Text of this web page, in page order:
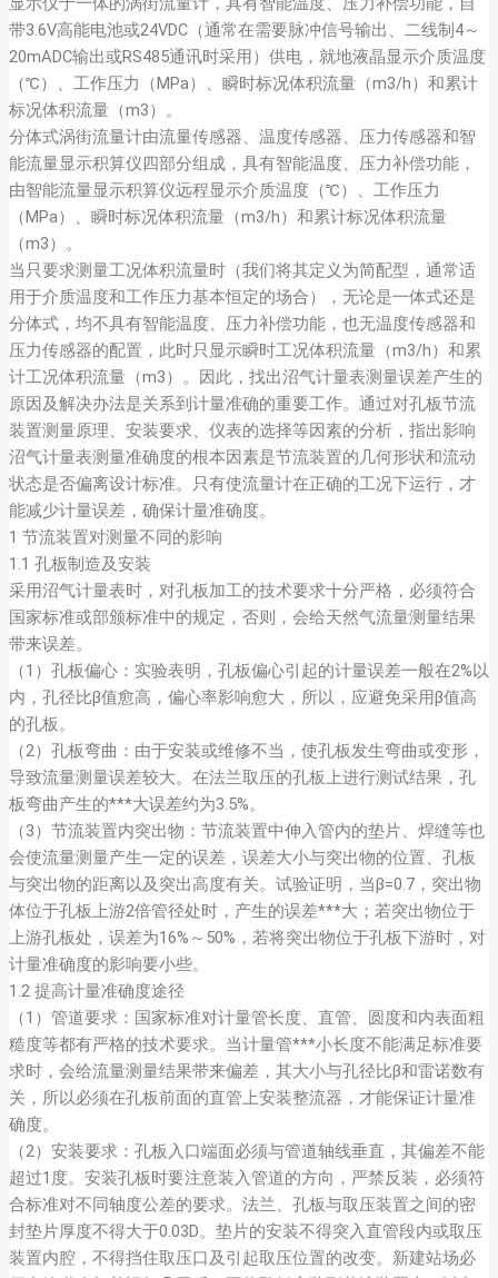
带3.6V高能电池或24VDC（通常在需要脉冲信号输出、二线制4～
20mADC输出或RS485通讯时采用）供电，就地液晶显示介质温度
（℃）、工作压力（MPa）、瞬时标况体积流量（m3/h）和累计
标况体积流量（m3）。
分体式涡街流量计由流量传感器、温度传感器、压力传感器和智
能流量显示积算仪四部分组成，具有智能温度、压力补偿功能，
由智能流量显示积算仪远程显示介质温度（℃）、工作压力
（MPa）、瞬时标况体积流量（m3/h）和累计标况体积流量
（m3）。
当只要求测量工况体积流量时（我们将其定义为简配型，通常适
用于介质温度和工作压力基本恒定的场合），无论是一体式还是
分体式，均不具有智能温度、压力补偿功能，也无温度传感器和
压力传感器的配置，此时只显示瞬时工况体积流量（m3/h）和累
计工况体积流量（m3）。因此，找出沼气计量表测量误差产生的
原因及解决办法是关系到计量准确的重要工作。通过对孔板节流
装置测量原理、安装要求、仪表的选择等因素的分析，指出影响
沼气计量表测量准确度的根本因素是节流装置的几何形状和流动
状态是否偏离设计标准。只有使流量计在正确的工况下运行，才
能减少计量误差，确保计量准确度。
1 节流装置对测量不同的影响
1.1 孔板制造及安装
采用沼气计量表时，对孔板加工的技术要求十分严格，必须符合
国家标准或部颁标准中的规定，否则，会给天然气流量测量结果
带来误差。
（1）孔板偏心：实验表明，孔板偏心引起的计量误差一般在2%以
内，孔径比β值愈高，偏心率影响愈大，所以，应避免采用β值高
的孔板。
（2）孔板弯曲：由于安装或维修不当，使孔板发生弯曲或变形，
导致流量测量误差较大。在法兰取压的孔板上进行测试结果，孔
板弯曲产生的***大误差约为3.5%。
（3）节流装置内突出物：节流装置中伸入管内的垫片、焊缝等也
会使流量测量产生一定的误差，误差大小与突出物的位置、孔板
与突出物的距离以及突出高度有关。试验证明，当β=0.7，突出物
体位于孔板上游2倍管径处时，产生的误差***大；若突出物位于
上游孔板处，误差为16%～50%，若将突出物位于孔板下游时，对
计量准确度的影响要小些。
1.2 提高计量准确度途径
（1）管道要求：国家标准对计量管长度、直管、圆度和内表面粗
糙度等都有严格的技术要求。当计量管***小长度不能满足标准要
求时，会给流量测量结果带来偏差，其大小与孔径比β和雷诺数有
关，所以必须在孔板前面的直管上安装整流器，才能保证计量准
确度。
（2）安装要求：孔板入口端面必须与管道轴线垂直，其偏差不能
超过1度。安装孔板时要注意装入管道的方向，严禁反装，必须符
合标准对不同轴度公差的要求。法兰、孔板与取压装置之间的密
封垫片厚度不得大于0.03D。垫片的安装不得突入直管段内或取压
装置内腔，不得挡住取压口及引起取压位置的改变。新建站场必